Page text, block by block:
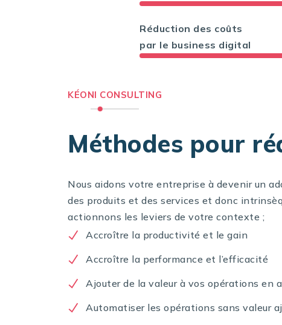
Réduction des coûts
par le business digital
KÉONI CONSULTING
Méthodes pour
Nous aidons votre entreprise à devenir un
des produits et des services et donc
actionnons les leviers de votre contexte ;
Accroître la productivité et le gain
Accroître la performance et l’efficacité
Ajouter de la valeur à vos opérations en
Automatiser les opérations sans valeur